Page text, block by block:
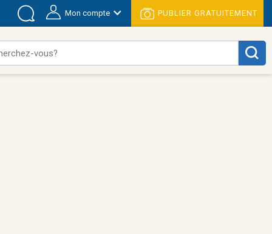
Mon compte PUBLIER GRATUITEMENT
vous?